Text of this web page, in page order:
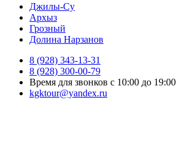
Джилы-Су
Архыз
Грозный
Долина Нарзанов
8 (928) 343-13-31
8 (928) 300-00-79
Время для звонков с 10:00 до 19:00
kgktour@yandex.ru